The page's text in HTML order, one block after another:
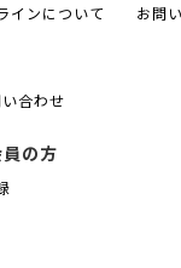
インについて お問
合わせ
の方